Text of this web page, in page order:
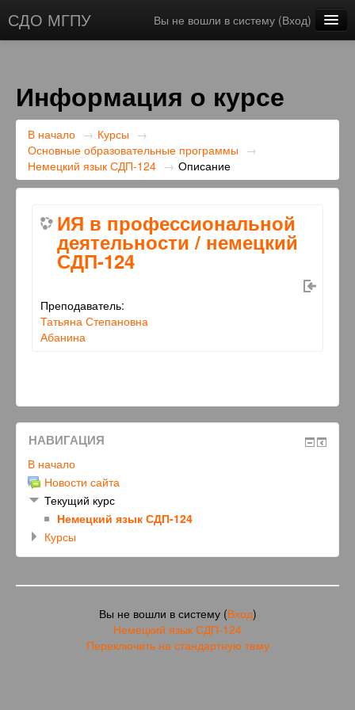
СДО МГПУ Вы не вошли в систему (Вход)
Информация о курсе
В начало → Курсы →
Основные образовательные программы →
Немецкий язык СДП-124 → Описание
ИЯ в профессиональной
деятельности / немецкий
СДП-124
Преподаватель:
Татьяна Степановна
Абанина
НАВИГАЦИЯ
В начало
Новости сайта
Текущий курс
Немецкий язык СДП-124
Курсы
Вы не вошли в систему (Вход)
Немецкий язык СДП-124
Переключить на стандартную тему